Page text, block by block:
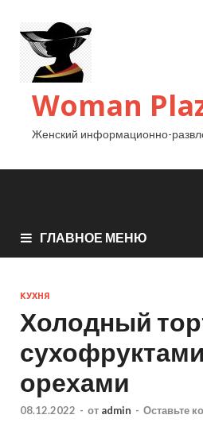
Woman
Женский информационно-
ГЛАВНОЕ МЕНЮ
КУХНЯ
Холодный
орехами
08.12.2022 - от admin - Оставьте